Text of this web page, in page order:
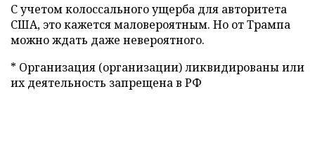
С учетом колоссального ущерба для авторитета
США, это кажется маловероятным. Но от Трампа
можно ждать даже невероятного.
* Организация (организации) ликвидированы или
их деятельность запрещена в РФ